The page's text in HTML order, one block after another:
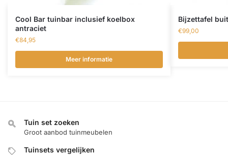
Cool Bar tuinbar inclusief koelbox
antraciet
€84,95
Meer informatie
Bijzettafel
€99,00
Tuin set zoeken
Groot aanbod tuinmeubelen
Tuinsets vergelijken